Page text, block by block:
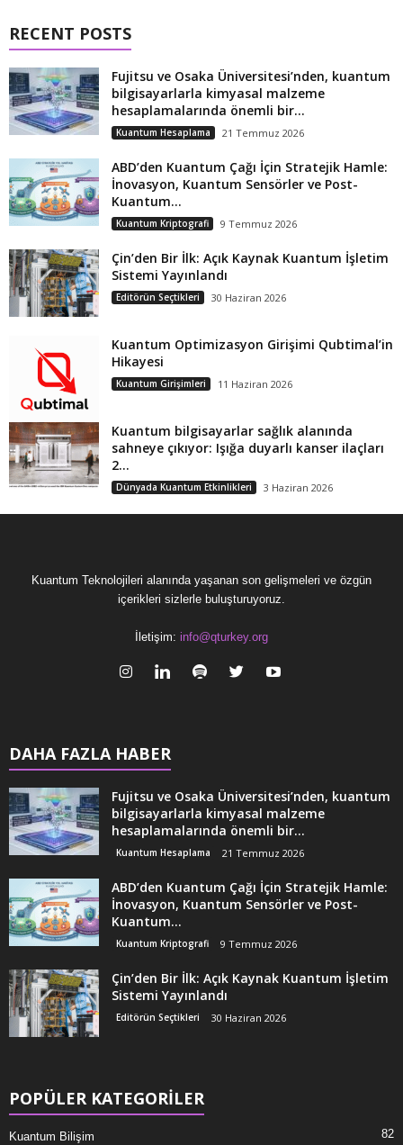
RECENT POSTS
Fujitsu ve Osaka Üniversitesi’nden, kuantum
bilgisayarlarla kimyasal malzeme
hesaplamalarında önemli bir...
Kuantum Hesaplama 21 Temmuz 2026
ABD’den Kuantum Çağı İçin Stratejik Hamle:
İnovasyon, Kuantum Sensörler ve Post-
Kuantum...
Kuantum Kriptografi 9 Temmuz 2026
Çin’den Bir İlk: Açık Kaynak Kuantum İşletim
Sistemi Yayınlandı
Editörün Seçtikleri 30 Haziran 2026
Kuantum Optimizasyon Girişimi Qubtimal’in
Hikayesi
Kuantum Girişimleri 11 Haziran 2026
Kuantum bilgisayarlar sağlık alanında
sahneye çıkıyor: Işığa duyarlı kanser ilaçları
2...
Dünyada Kuantum Etkinlikleri 3 Haziran 2026
Kuantum Teknolojileri alanında yaşanan son gelişmeleri ve özgün
içerikleri sizlerle buluşturuyoruz.
İletişim: info@qturkey.org
DAHA FAZLA HABER
Fujitsu ve Osaka Üniversitesi’nden, kuantum
bilgisayarlarla kimyasal malzeme
hesaplamalarında önemli bir...
Kuantum Hesaplama 21 Temmuz 2026
ABD’den Kuantum Çağı İçin Stratejik Hamle:
İnovasyon, Kuantum Sensörler ve Post-
Kuantum...
Kuantum Kriptografi 9 Temmuz 2026
Çin’den Bir İlk: Açık Kaynak Kuantum İşletim
Sistemi Yayınlandı
Editörün Seçtikleri 30 Haziran 2026
POPÜLER KATEGORİLER
Kuantum Bilişim 82